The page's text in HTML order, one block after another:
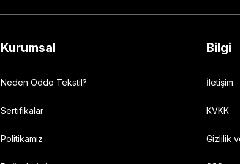
Kurumsal
Neden Oddo Tekstil?
Sertifikalar
Politikamız
Bilgi
İletişim
KVKK
Gizlilik